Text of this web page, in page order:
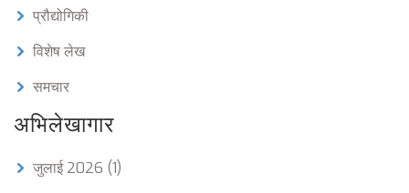
प्रौद्योगिकी
विशेष लेख
समचार
अभिलेखागार
जुलाई 2026 (1)